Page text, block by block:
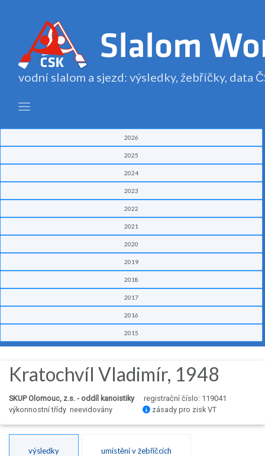
vodní slalom a sjezd: výsledky, žebříčky, data
2026
2025
2024
2023
2022
2021
2020
2019
2018
2017
2016
2015
Kratochvíl Vladimír, 1948
SKUP Olomouc, z.s. - oddíl kanoistiky
registrační číslo: 119041
výkonnostní třídy neevidovány
zásady pro zisk VT
výsledky umístění v žebříčcích